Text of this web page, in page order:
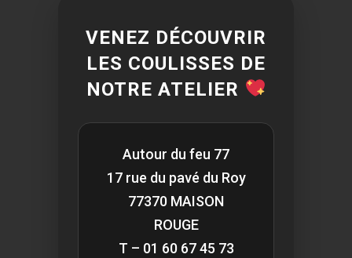
VENEZ DÉCOUVRIR
LES COULISSES DE
NOTRE ATELIER
Autour du feu 77
17 rue du pavé du Roy
77370 MAISON
ROUGE
T – 01 60 67 45 73